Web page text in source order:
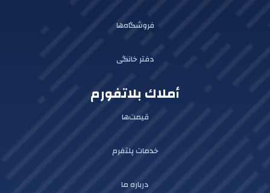
فروشگاه‌ها
دفتر خانگی
أملاك بلاتفورم
قیمت‌ها
خدمات پلتفرم
درباره ما